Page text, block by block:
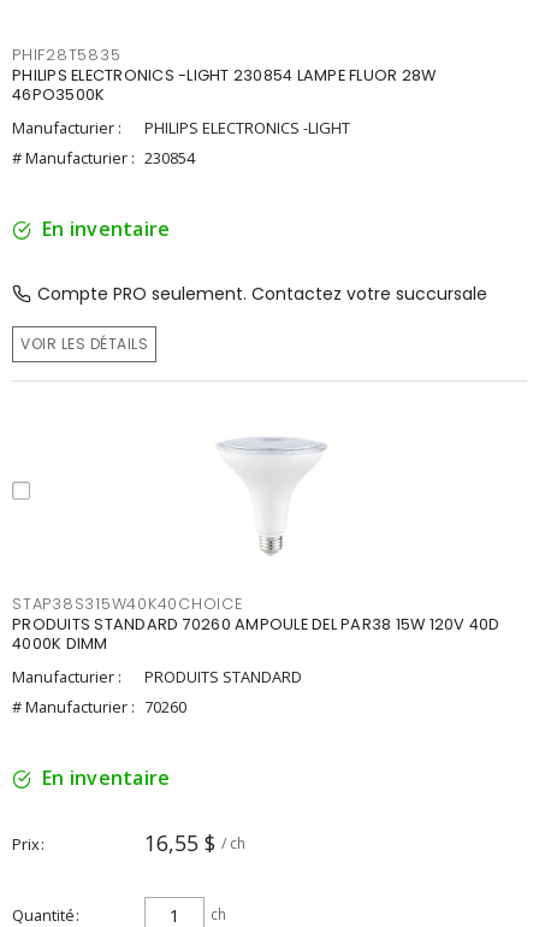
PHIF28T5835
PHILIPS ELECTRONICS -LIGHT 230854 LAMPE FLUOR 28W
46PO3500K
Manufacturier :
PHILIPS ELECTRONICS -LIGHT
# Manufacturier : 230854
En inventaire
Compte PRO seulement. Contactez votre succursale
VOIR LES DÉTAILS
STAP38S315W40K40CHOICE
PRODUITS STANDARD 70260 AMPOULE DEL PAR38 15W 120V 40D
4000K DIMM
Manufacturier :
PRODUITS STANDARD
# Manufacturier : 70260
En inventaire
Prix 16,55 $ / ch
Quantité ch